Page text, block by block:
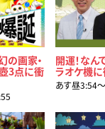
の画家・
3点に衝
開運！なん
ラオケ機に
あす昼3:54